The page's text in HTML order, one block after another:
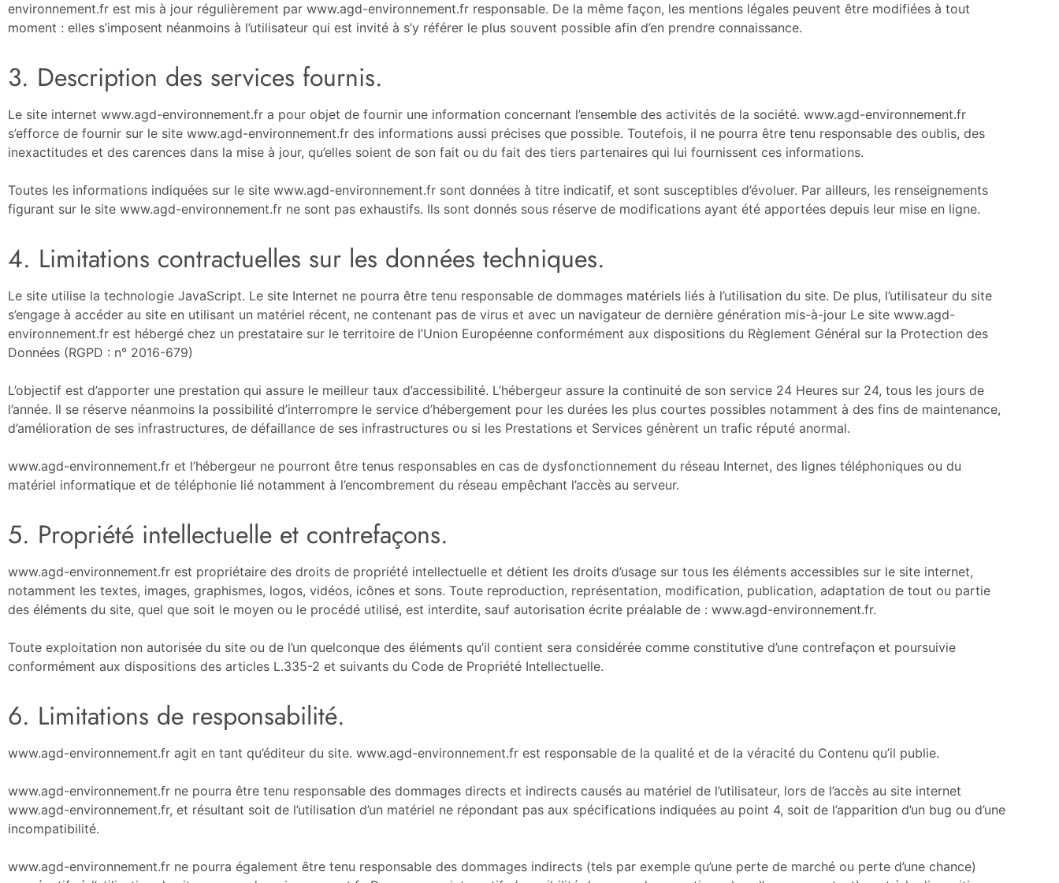
environnement.fr est mis à jour régulièrement par www.agd-environnement.fr responsable. De la même façon, les mentions légales peuvent être modifiées à tout
moment : elles s’imposent néanmoins à l’utilisateur qui est invité à s’y référer le plus souvent possible afin d’en prendre connaissance.
3. Description des services fournis.
Le site internet www.agd-environnement.fr a pour objet de fournir une information concernant l’ensemble des activités de la société. www.agd-environnement.fr
s’efforce de fournir sur le site www.agd-environnement.fr des informations aussi précises que possible. Toutefois, il ne pourra être tenu responsable des oublis, des
inexactitudes et des carences dans la mise à jour, qu’elles soient de son fait ou du fait des tiers partenaires qui lui fournissent ces informations.
Toutes les informations indiquées sur le site www.agd-environnement.fr sont données à titre indicatif, et sont susceptibles d’évoluer. Par ailleurs, les renseignements
figurant sur le site www.agd-environnement.fr ne sont pas exhaustifs. Ils sont donnés sous réserve de modifications ayant été apportées depuis leur mise en ligne.
4. Limitations contractuelles sur les données techniques.
Le site utilise la technologie JavaScript. Le site Internet ne pourra être tenu responsable de dommages matériels liés à l’utilisation du site. De plus, l’utilisateur du site
s’engage à accéder au site en utilisant un matériel récent, ne contenant pas de virus et avec un navigateur de dernière génération mis-à-jour Le site www.agd-
environnement.fr est hébergé chez un prestataire sur le territoire de l’Union Européenne conformément aux dispositions du Règlement Général sur la Protection des
Données (RGPD : n° 2016-679)
L’objectif est d’apporter une prestation qui assure le meilleur taux d’accessibilité. L’hébergeur assure la continuité de son service 24 Heures sur 24, tous les jours de
l’année. Il se réserve néanmoins la possibilité d’interrompre le service d’hébergement pour les durées les plus courtes possibles notamment à des fins de maintenance,
d’amélioration de ses infrastructures, de défaillance de ses infrastructures ou si les Prestations et Services génèrent un trafic réputé anormal.
www.agd-environnement.fr et l’hébergeur ne pourront être tenus responsables en cas de dysfonctionnement du réseau Internet, des lignes téléphoniques ou du
matériel informatique et de téléphonie lié notamment à l’encombrement du réseau empêchant l’accès au serveur.
5. Propriété intellectuelle et contrefaçons.
www.agd-environnement.fr est propriétaire des droits de propriété intellectuelle et détient les droits d’usage sur tous les éléments accessibles sur le site internet,
notamment les textes, images, graphismes, logos, vidéos, icônes et sons. Toute reproduction, représentation, modification, publication, adaptation de tout ou partie
des éléments du site, quel que soit le moyen ou le procédé utilisé, est interdite, sauf autorisation écrite préalable de : www.agd-environnement.fr.
Toute exploitation non autorisée du site ou de l’un quelconque des éléments qu’il contient sera considérée comme constitutive d’une contrefaçon et poursuivie
conformément aux dispositions des articles L.335-2 et suivants du Code de Propriété Intellectuelle.
6. Limitations de responsabilité.
www.agd-environnement.fr agit en tant qu’éditeur du site. www.agd-environnement.fr est responsable de la qualité et de la véracité du Contenu qu’il publie.
www.agd-environnement.fr ne pourra être tenu responsable des dommages directs et indirects causés au matériel de l’utilisateur, lors de l’accès au site internet
www.agd-environnement.fr, et résultant soit de l’utilisation d’un matériel ne répondant pas aux spécifications indiquées au point 4, soit de l’apparition d’un bug ou d’une
incompatibilité.
www.agd-environnement.fr ne pourra également être tenu responsable des dommages indirects (tels par exemple qu’une perte de marché ou perte d’une chance)